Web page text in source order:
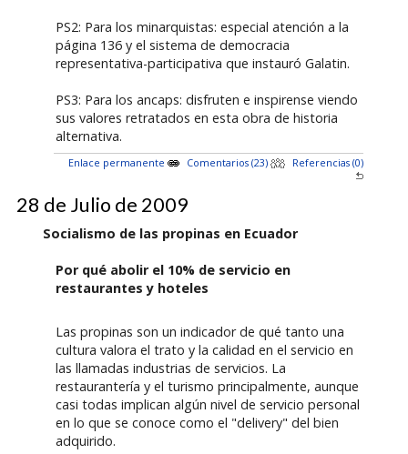
PS2: Para los minarquistas: especial atención a la
página 136 y el sistema de democracia
representativa-participativa que instauró Galatin.
PS3: Para los ancaps: disfruten e inspirense viendo
sus valores retratados en esta obra de historia
alternativa.
Enlace permanente Comentarios (23) Referencias (0)
28 de Julio de 2009
Socialismo de las propinas en Ecuador
Por qué abolir el 10% de servicio en
restaurantes y hoteles
Las propinas son un indicador de qué tanto una
cultura valora el trato y la calidad en el servicio en
las llamadas industrias de servicios. La
restaurantería y el turismo principalmente, aunque
casi todas implican algún nivel de servicio personal
en lo que se conoce como el "delivery" del bien
adquirido.